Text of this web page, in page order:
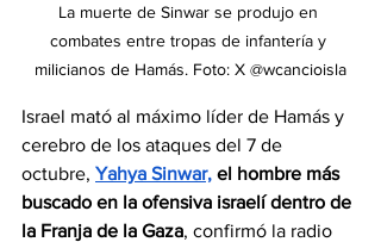
La muerte de Sinwar se produjo en
combates entre tropas de infantería y
milicianos de Hamás. Foto: X @wcancioisla
Israel mató al máximo líder de Hamás y
cerebro de los ataques del 7 de
octubre, Yahya Sinwar, el hombre más
buscado en la ofensiva israelí dentro de
la Franja de la Gaza, confirmó la radio